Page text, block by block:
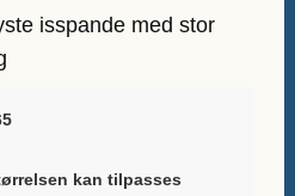
isspande med stor
kan tilpasses